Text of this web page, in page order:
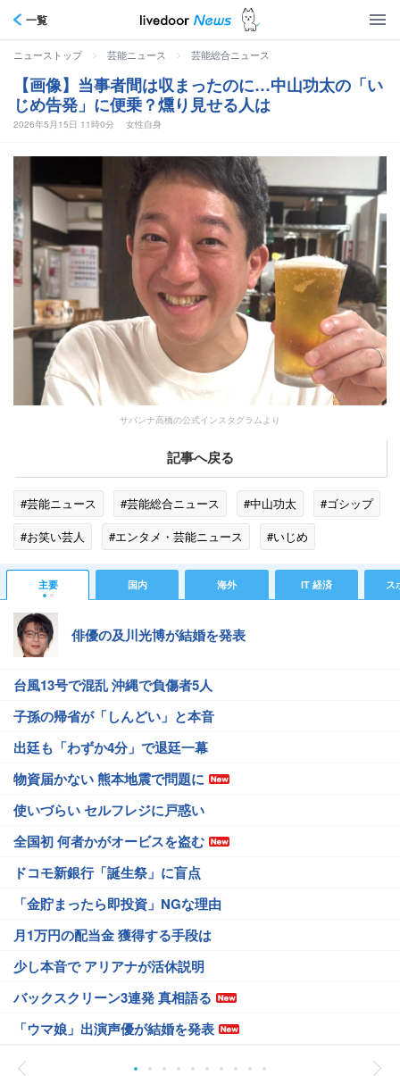
一覧
ニューストップ > 芸能ニュース > 芸能総合ニュース
【画像】当事者間は収まったのに…中山功太の「い
じめ告発」に便乗？燻り見せる人は
2026年5月15日 11時0分 女性自身
サバンナ高橋の公式インスタグラムより
記事へ戻る
#芸能ニュース #芸能総合ニュース #中山功太
#ゴシップ
#お笑い芸人
#エンタメ・芸能ニュース #いじめ
主要 国内 海外 IT 経済 ス
俳優の及川光博が結婚を発表
台風13号で混乱 沖縄で負傷者5人
子孫の帰省が「しんどい」と本音
出廷も「わずか4分」で退廷一幕
物資届かない 熊本地震で問題に
使いづらい セルフレジに戸惑い
全国初 何者かがオービスを盗む
ドコモ新銀行「誕生祭」に盲点
「金貯まったら即投資」NGな理由
月1万円の配当金 獲得する手段は
少し本音で アリアナが活休説明
バックスクリーン3連発 真相語る
「ウマ娘」出演声優が結婚を発表